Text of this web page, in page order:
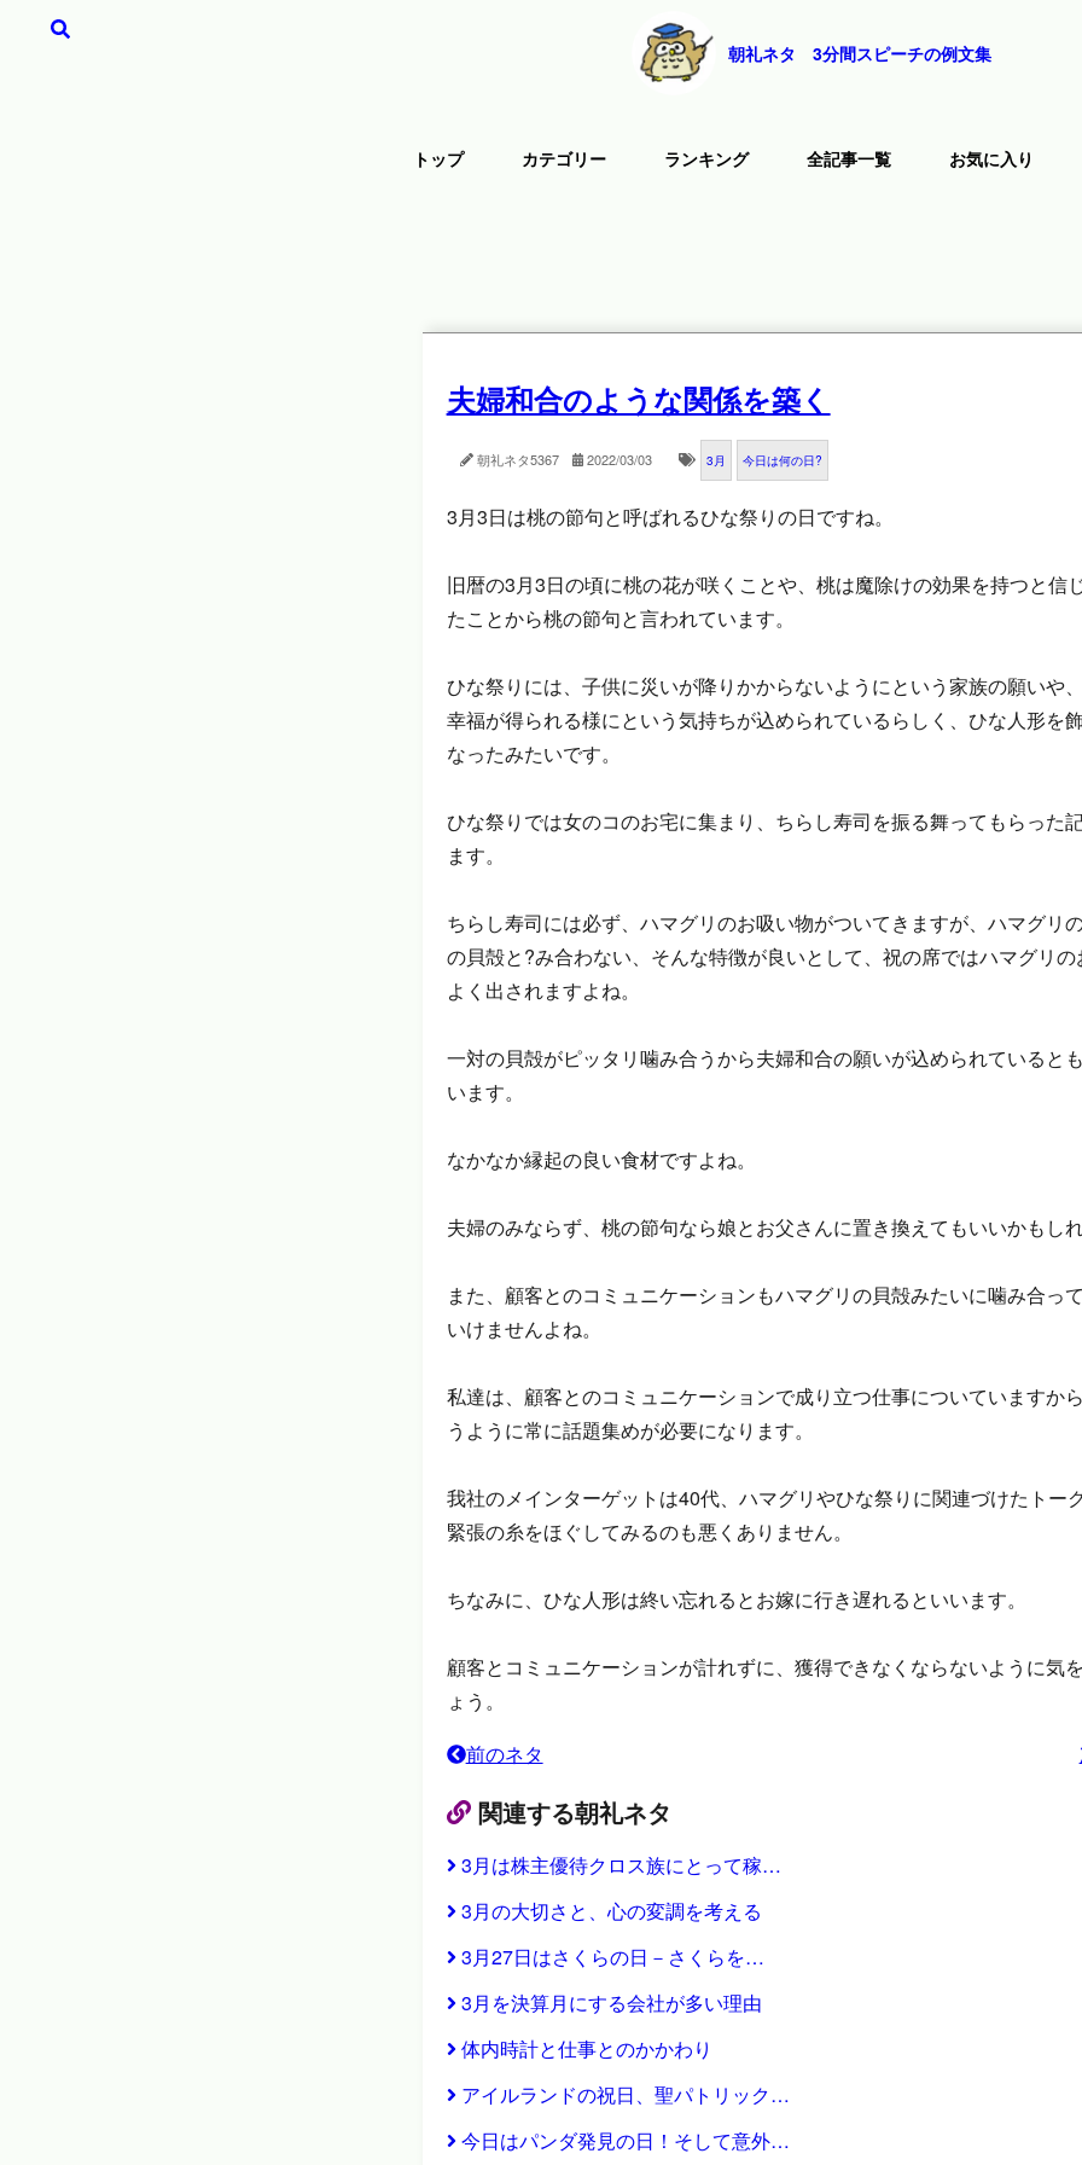
朝礼ネタ 3分間スピーチの例文集
トップ カテゴリー ランキング 全記事一覧 お気に入り
夫婦和合のような関係を築く
朝礼ネタ5367 2022/03/03 3月 今日は何の日?
3月3日は桃の節句と呼ばれるひな祭りの日ですね。
旧暦の3月3日の頃に桃の花が咲くことや、桃は魔除けの効果を持つと信
たことから桃の節句と言われています。
ひな祭りには、子供に災いが降りかからないようにという家族の願いや
幸福が得られる様にという気持ちが込められているらしく、ひな人形を
なったみたいです。
ひな祭りでは女のコのお宅に集まり、ちらし寿司を振る舞ってもらった
ます。
ちらし寿司には必ず、ハマグリのお吸い物がついてきますが、ハマグリ
の貝殻と?み合わない、そんな特徴が良いとして、祝の席ではハマグリ
よく出されますよね。
一対の貝殻がピッタリ噛み合うから夫婦和合の願いが込められていると
います。
なかなか縁起の良い食材ですよね。
夫婦のみならず、桃の節句なら娘とお父さんに置き換えてもいいかもし
また、顧客とのコミュニケーションもハマグリの貝殻みたいに噛み合っ
いけませんよね。
私達は、顧客とのコミュニケーションで成り立つ仕事についていますか
うように常に話題集めが必要になります。
我社のメインターゲットは40代、ハマグリやひな祭りに関連づけたトー
緊張の糸をほぐしてみるのも悪くありません。
ちなみに、ひな人形は終い忘れるとお嫁に行き遅れるといいます。
顧客とコミュニケーションが計れずに、獲得できなくならないように気
ょう。
前のネタ
関連する朝礼ネタ
3月は株主優待クロス族にとって稼…
3月の大切さと、心の変調を考える
3月27日はさくらの日－さくらを…
3月を決算月にする会社が多い理由
体内時計と仕事とのかかわり
アイルランドの祝日、聖パトリック…
今日はパンダ発見の日！そして意外…